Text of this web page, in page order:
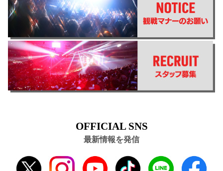
OFFICIAL SNS
最新情報を発信